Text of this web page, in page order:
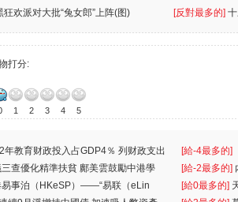
狂欢派对大批“兔女郎”上阵(图) [反對最多的]
打分:
1 2 3 4 5
年教育财政投入占GDP4％ 列财政支出
[給-4最多的]
一
查優化精準扶貧 鄺美雲鼓勵中港學
[給-2最多的]
人
易事泊（HKeSP）——“易联（eLin
[給0最多的]